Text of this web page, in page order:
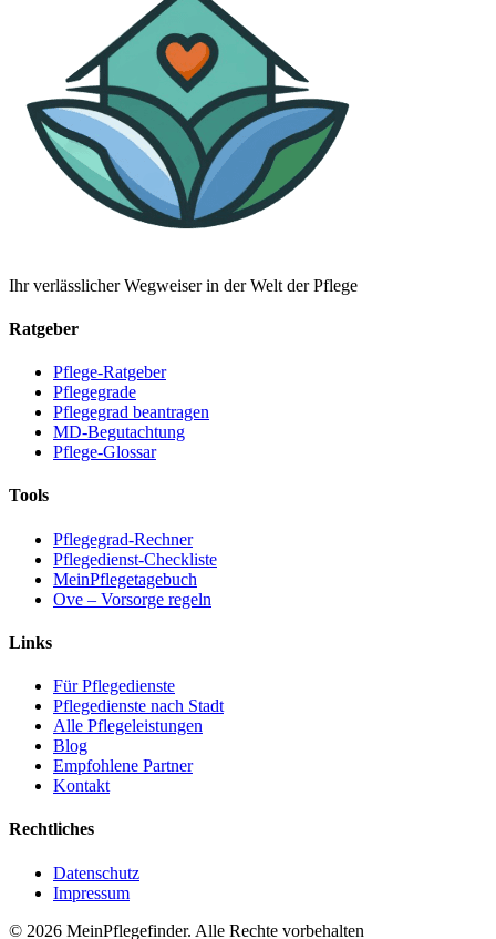
Ihr verlässlicher Wegweiser in der Welt der Pflege
Ratgeber
Pflege-Ratgeber
Pflegegrade
Pflegegrad beantragen
MD-Begutachtung
Pflege-Glossar
Tools
Pflegegrad-Rechner
Pflegedienst-Checkliste
MeinPflegetagebuch
Ove – Vorsorge regeln
Links
Für Pflegedienste
Pflegedienste nach Stadt
Alle Pflegeleistungen
Blog
Empfohlene Partner
Kontakt
Rechtliches
Datenschutz
Impressum
© 2026 MeinPflegefinder. Alle Rechte vorbehalten